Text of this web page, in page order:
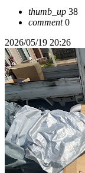
thumb_up 38
comment0
2026/05/19 20:26